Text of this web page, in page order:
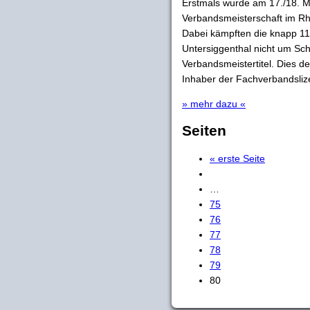
Erstmals wurde am 17./18.
Verbandsmeisterschaft im
Dabei kämpften die knapp
Untersiggenthal nicht um
Verbandsmeistertitel. Dies
Inhaber der
» mehr dazu «
Seiten
« erste Seite
75
76
77
78
79
80